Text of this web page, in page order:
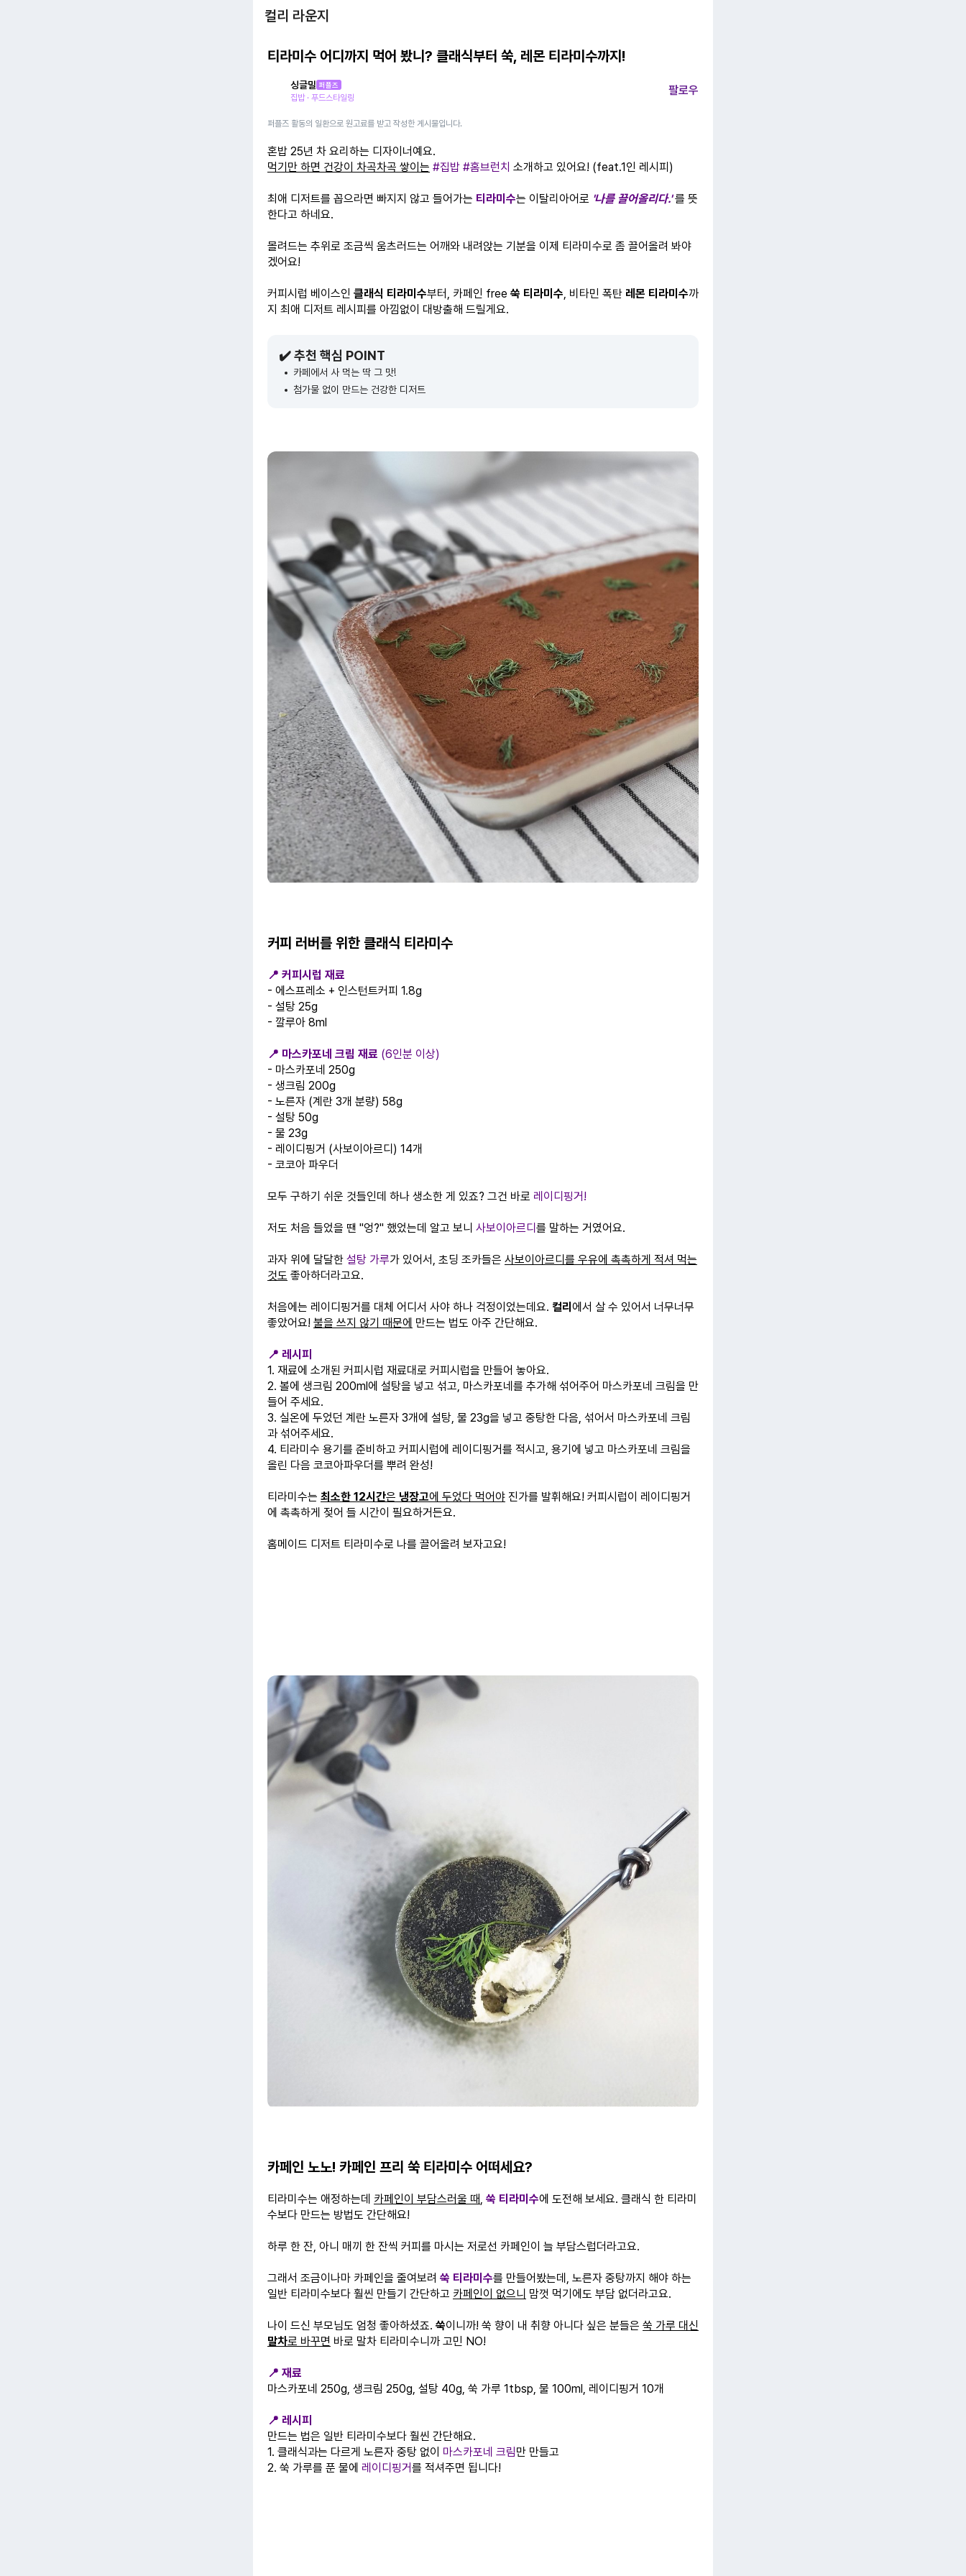
컬리 라운지
티라미수 어디까지 먹어 봤니? 클래식부터 쑥, 레몬 티라미수까지!
싱글밀 퍼플즈
집밥 · 푸드스타일링
팔로우
퍼플즈 활동의 일환으로 원고료를 받고 작성한 게시물입니다.
혼밥 25년 차 요리하는 디자이너예요.
먹기만 하면 건강이 차곡차곡 쌓이는 #집밥 #홈브런치 소개하고 있어요! (feat.1인 레시피)
최애 디저트를 꼽으라면 빠지지 않고 들어가는 티라미수는 이탈리아어로 '나를 끌어올리다.'를 뜻
한다고 하네요.
몰려드는 추위로 조금씩 움츠러드는 어깨와 내려앉는 기분을 이제 티라미수로 좀 끌어올려 봐야
겠어요!
커피시럽 베이스인 클래식 티라미수부터, 카페인 free 쑥 티라미수, 비타민 폭탄 레몬 티라미수까
지 최애 디저트 레시피를 아낌없이 대방출해 드릴게요.
✔️ 추천 핵심 POINT
카페에서 사 먹는 딱 그 맛!
첨가물 없이 만드는 건강한 디저트
커피 러버를 위한 클래식 티라미수
📍 커피시럽 재료
- 에스프레소 + 인스턴트커피 1.8g
- 설탕 25g
- 깔루아 8ml ​
📍 마스카포네 크림 재료 (6인분 이상)
- 마스카포네 250g
- 생크림 200g
- 노른자 (계란 3개 분량) 58g
- 설탕 50g
- 물 23g ​
- 레이디핑거 (사보이아르디) 14개
- 코코아 파우더
모두 구하기 쉬운 것들인데 하나 생소한 게 있죠? 그건 바로 레이디핑거!
저도 처음 들었을 땐 "엉?" 했었는데 알고 보니 사보이아르디 를 말하는 거였어요.
과자 위에 달달한 설탕 가루가 있어서, 초딩 조카들은 사보이아르디를 우유에 촉촉하게 적셔 먹는
것도 좋아하더라고요.
처음에는 레이디핑거를 대체 어디서 사야 하나 걱정이었는데요. 컬리 에서 살 수 있어서 너무너무
좋았어요! 불을 쓰지 않기 때문에 만드는 법도 아주 간단해요.
📍 레시피
1. 재료에 소개된 커피시럽 재료대로 커피시럽을 만들어 놓아요.
2. 볼에 생크림 200ml에 설탕을 넣고 섞고, 마스카포네를 추가해 섞어주어 마스카포네 크림을 만
들어 주세요.
3. 실온에 두었던 계란 노른자 3개에 설탕, 물 23g을 넣고 중탕한 다음, 섞어서 마스카포네 크림
과 섞어주세요.
4. 티라미수 용기를 준비하고 커피시럽에 레이디핑거를 적시고, 용기에 넣고 마스카포네 크림을
올린 다음 코코아파우더를 뿌려 완성!
티라미수는 최소한 12시간은 냉장고에 두었다 먹어야 진가를 발휘해요! 커피시럽이 레이디핑거
에 촉촉하게 젖어 들 시간이 필요하거든요.
홈메이드 디저트 티라미수로 나를 끌어올려 보자고요!
카페인 노노! 카페인 프리 쑥 티라미수 어떠세요?
티라미수는 애정하는데 카페인이 부담스러울 때, 쑥 티라미수에 도전해 보세요. 클래식 한 티라미
수보다 만드는 방법도 간단해요!
하루 한 잔, 아니 매끼 한 잔씩 커피를 마시는 저로선 카페인이 늘 부담스럽더라고요.
그래서 조금이나마 카페인을 줄여보려 쑥 티라미수를 만들어봤는데, 노른자 중탕까지 해야 하는
일반 티라미수보다 훨씬 만들기 간단하고 카페인이 없으니 맘껏 먹기에도 부담 없더라고요.
나이 드신 부모님도 엄청 좋아하셨죠. 쑥이니까! 쑥 향이 내 취향 아니다 싶은 분들은 쑥 가루 대신
말차로 바꾸면 바로 말차 티라미수니까 고민 NO!
📍 재료
마스카포네 250g, 생크림 250g, 설탕 40g, 쑥 가루 1tbsp, 물 100ml, 레이디핑거 10개
📍 레시피
만드는 법은 일반 티라미수보다 훨씬 간단해요.
1. 클래식과는 다르게 노른자 중탕 없이 마스카포네 크림만 만들고
2. 쑥 가루를 푼 물에 레이디핑거를 적셔주면 됩니다!